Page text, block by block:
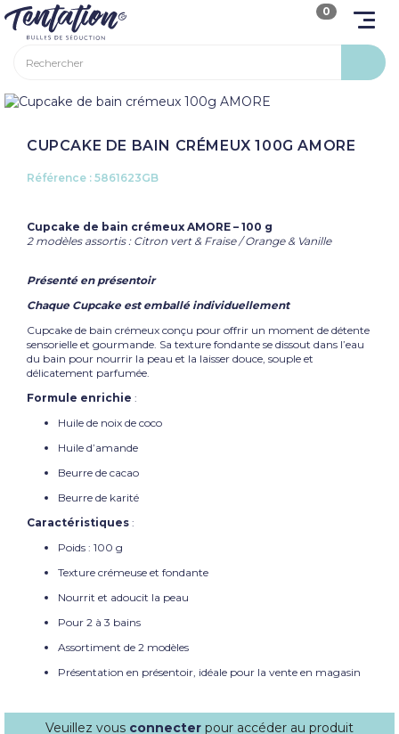
0
CUPCAKE DE BAIN CRÉMEUX 100G AMORE
Référence : 5861623GB
Cupcake de bain crémeux AMORE – 100 g
2 modèles assortis : Citron vert & Fraise / Orange & Vanille
Présenté en présentoir
Chaque Cupcake est emballé individuellement
Cupcake de bain crémeux conçu pour offrir un moment de détente
sensorielle et gourmande. Sa texture fondante se dissout dans l’eau
du bain pour nourrir la peau et la laisser douce, souple et
délicatement parfumée.
Formule enrichie :
Huile de noix de coco
Huile d’amande
Beurre de cacao
Beurre de karité
Caractéristiques :
Poids : 100 g
Texture crémeuse et fondante
Nourrit et adoucit la peau
Pour 2 à 3 bains
Assortiment de 2 modèles
Présentation en présentoir, idéale pour la vente en magasin
Veuillez vous connecter pour accéder au produit